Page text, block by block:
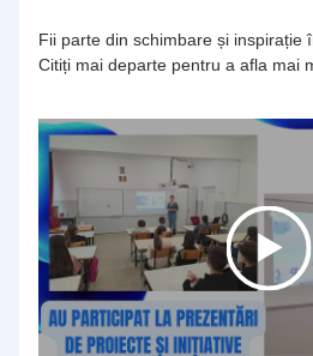
Fii parte din schimbare și inspirație
Citiți mai departe pentru a afla mai